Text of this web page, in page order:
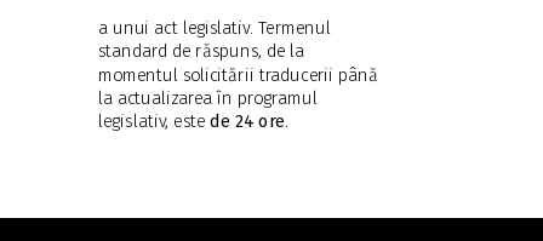
a unui act legislativ. Termenul
standard de răspuns, de la
momentul solicitării traducerii până
la actualizarea în programul
legislativ, este de 24 ore.